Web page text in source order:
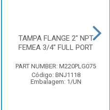
TAMPA FLANGE 2" NPT
FEMEA 3/4" FULL PORT
PART NUMBER: M220PLG075
Código: BNJ1118
Embalagem: 1/UN